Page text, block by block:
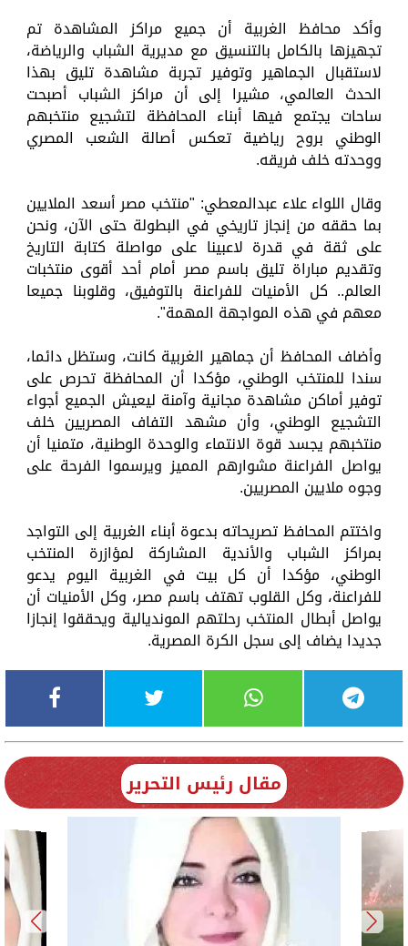
وأكد محافظ الغربية أن جميع مراكز المشاهدة تم
تجهيزها بالكامل بالتنسيق مع مديرية الشباب والرياضة،
لاستقبال الجماهير وتوفير تجربة مشاهدة تليق بهذا
الحدث العالمي، مشيرا إلى أن مراكز الشباب أصبحت
ساحات يجتمع فيها أبناء المحافظة لتشجيع منتخبهم
الوطني بروح رياضية تعكس أصالة الشعب المصري
ووحدته خلف فريقه.
وقال اللواء علاء عبدالمعطي: "منتخب مصر أسعد الملايين
بما حققه من إنجاز تاريخي في البطولة حتى الآن، ونحن
على ثقة في قدرة لاعبينا على مواصلة كتابة التاريخ
وتقديم مباراة تليق باسم مصر أمام أحد أقوى منتخبات
العالم.. كل الأمنيات للفراعنة بالتوفيق، وقلوبنا جميعا
معهم في هذه المواجهة المهمة".
وأضاف المحافظ أن جماهير الغربية كانت، وستظل دائما،
سندا للمنتخب الوطني، مؤكدا أن المحافظة تحرص على
توفير أماكن مشاهدة مجانية وآمنة ليعيش الجميع أجواء
التشجيع الوطني، وأن مشهد التفاف المصريين خلف
منتخبهم يجسد قوة الانتماء والوحدة الوطنية، متمنيا أن
يواصل الفراعنة مشوارهم المميز ويرسموا الفرحة على
وجوه ملايين المصريين.
واختتم المحافظ تصريحاته بدعوة أبناء الغربية إلى التواجد
بمراكز الشباب والأندية المشاركة لمؤازرة المنتخب
الوطني، مؤكدا أن كل بيت في الغربية اليوم يدعو
للفراعنة، وكل القلوب تهتف باسم مصر، وكل الأمنيات أن
يواصل أبطال المنتخب رحلتهم المونديالية ويحققوا إنجازا
جديدا يضاف إلى سجل الكرة المصرية.
مقال رئيس التحرير